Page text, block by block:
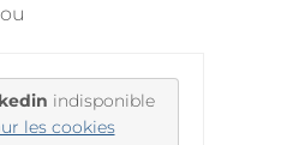
ou
indisponible
les cookies